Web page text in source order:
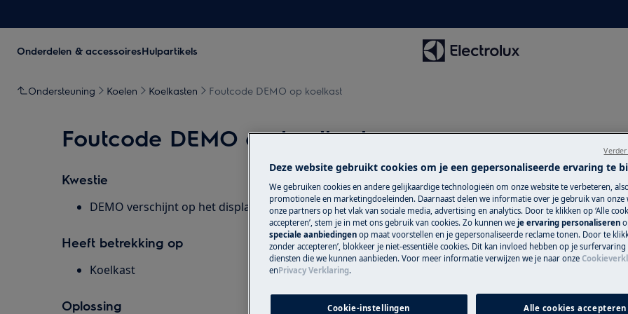
Onderdelen & accessoiresHulpartikels
Ondersteuning Koelen Koelkasten Foutcode DEMO op koelkast
Foutcode DEMO op koelkast
Kwestie
DEMO verschijnt op het display van de koelkast.
Heeft betrekking op
Koelkast
Oplossing
Boek een
Maak een
gekwalificeerde
onze
Herstelling
Deze website gebruikt cookies om je een gepersonaliseerde ervaring te
We gebruiken cookies en andere gelijkaardige technologieën om onze website te verbeteren,
promotionele en marketingdoeleinden. Daarnaast delen we informatie over je gebruik van onze
onze partners op het vlak van sociale media, advertising en analytics. Door te klikken op ‘Alle
accepteren’, stem je in met ons gebruik van cookies. Zo kunnen we je ervaring personaliseren
speciale aanbiedingen op maat voorstellen en je gepersonaliseerde reclame tonen. Door te
zonder accepteren’, blokkeer je niet-essentiële cookies. Dit kan invloed hebben op je
diensten die we kunnen aanbieden. Voor meer informatie verwijzen we je naar onze
enPrivacy Verklaring.
Cookie-instellingen Alle cookies accepteren